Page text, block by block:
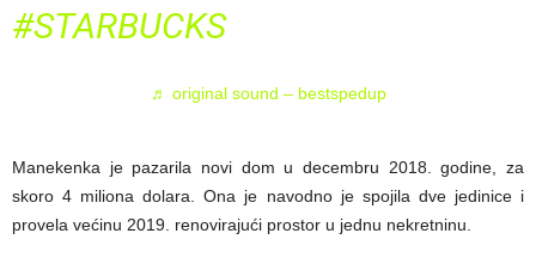
#STARBUCKS
♬ original sound – bestspedup
Manekenka je pazarila novi dom u decembru 2018. godine, za
skoro 4 miliona dolara. Ona je navodno je spojila dve jedinice i
provela većinu 2019. renovirajući prostor u jednu nekretninu.